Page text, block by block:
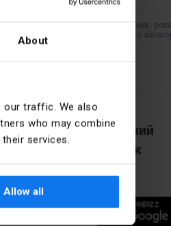
About
our traffic. We also
who may combine
services.
Allow all
(електро-роз`ємів,
монтажу та підлоги. До
Мобільний
додаток